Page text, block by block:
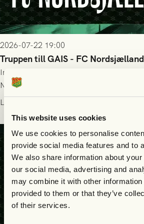
This website uses cookies
We use cookies to personalise
provide social media features and to
We also share information about
our social media, advertising and
may combine it with other information
provided to them or that they’ve
of their services.
2026-07-22 19:00
Truppen till GAIS - FC
Imorgon torsdag spelar GAIS herrar
Nordsjælland på Gamla Ullevi med
Holmberg och ledarstaben har tagit ut
Läs mer